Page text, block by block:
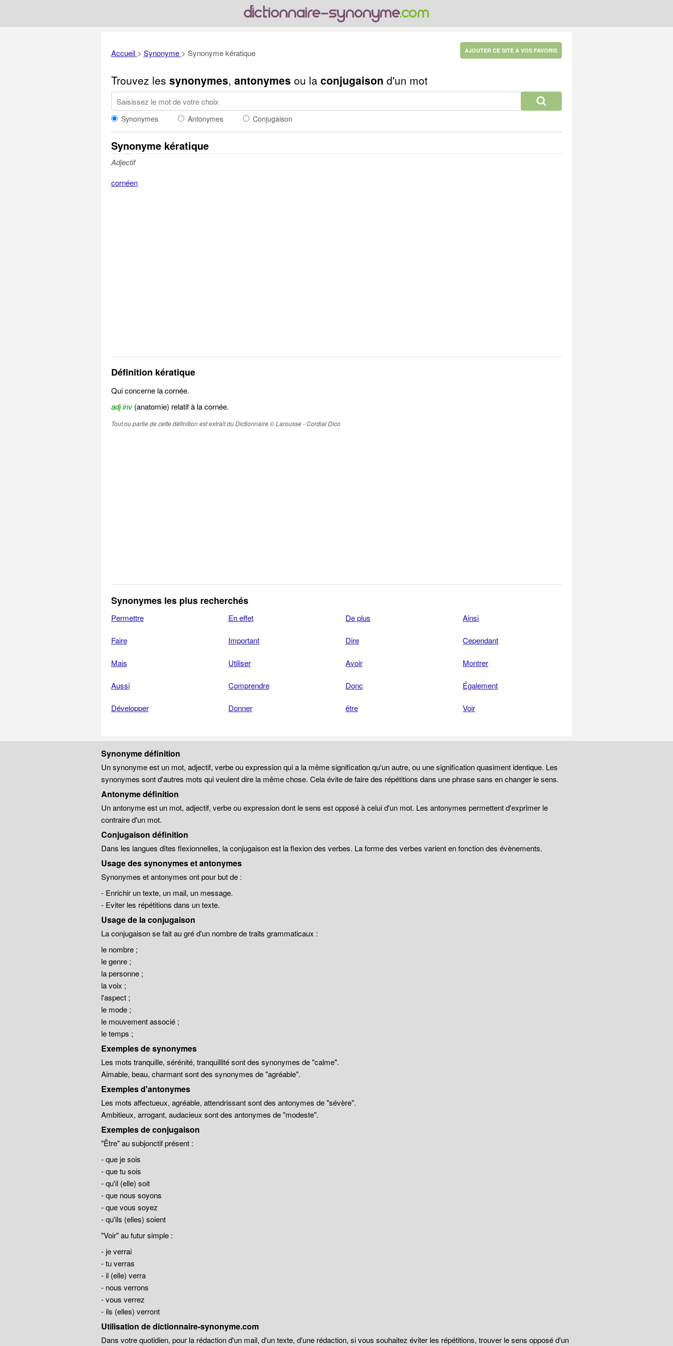
Accueil > Synonyme > Synonyme kératique AJOUTER CE SITE À VOS FAVORIS
Trouvez les synonymes, antonymes ou la conjugaison d'un mot
Synonymes Antonymes Conjugaison
Synonyme kératique
Adjectif
cornéen
Définition kératique
Qui concerne la cornée.
adj inv(anatomie) relatif à la cornée.
Tout ou partie de cette définition est extrait du Dictionnaire © Larousse - Cordial Dico
Synonymes les plus recherchés
Permettre En effet De plus Ainsi
Faire Important Dire Cependant
Mais Utiliser Avoir Montrer
Aussi Comprendre Donc Également
Développer Donner être Voir
Synonyme définition
Un synonyme est un mot, adjectif, verbe ou expression qui a la même signification qu'un autre, ou une signification quasiment identique. Les
synonymes sont d'autres mots qui veulent dire la même chose. Cela évite de faire des répétitions dans une phrase sans en changer le sens.
Antonyme définition
Un antonyme est un mot, adjectif, verbe ou expression dont le sens est opposé à celui d'un mot. Les antonymes permettent d'exprimer le
contraire d'un mot.
Conjugaison définition
Dans les langues dîtes flexionnelles, la conjugaison est la flexion des verbes. La forme des verbes varient en fonction des évènements.
Usage des synonymes et antonymes
Synonymes et antonymes ont pour but de :
- Enrichir un texte, un mail, un message.
- Eviter les répétitions dans un texte.
Usage de la conjugaison
La conjugaison se fait au gré d'un nombre de traits grammaticaux :
le nombre ;
le genre ;
la personne ;
la voix ;
l'aspect ;
le mode ;
le mouvement associé ;
le temps ;
Exemples de synonymes
Les mots tranquille, sérénité, tranquillité sont des synonymes de "calme".
Aimable, beau, charmant sont des synonymes de "agréable".
Exemples d'antonymes
Les mots affectueux, agréable, attendrissant sont des antonymes de "sévère".
Ambitieux, arrogant, audacieux sont des antonymes de "modeste".
Exemples de conjugaison
"Être" au subjonctif présent :
- que je sois
- que tu sois
- qu'il (elle) soit
- que nous soyons
- que vous soyez
- qu'ils (elles) soient
"Voir" au futur simple :
- je verrai
- tu verras
- il (elle) verra
- nous verrons
- vous verrez
- ils (elles) verront
Utilisation de dictionnaire-synonyme.com
Dans votre quotidien, pour la rédaction d'un mail, d'un texte, d'une rédaction, si vous souhaitez éviter les répétitions, trouver le sens opposé d'un